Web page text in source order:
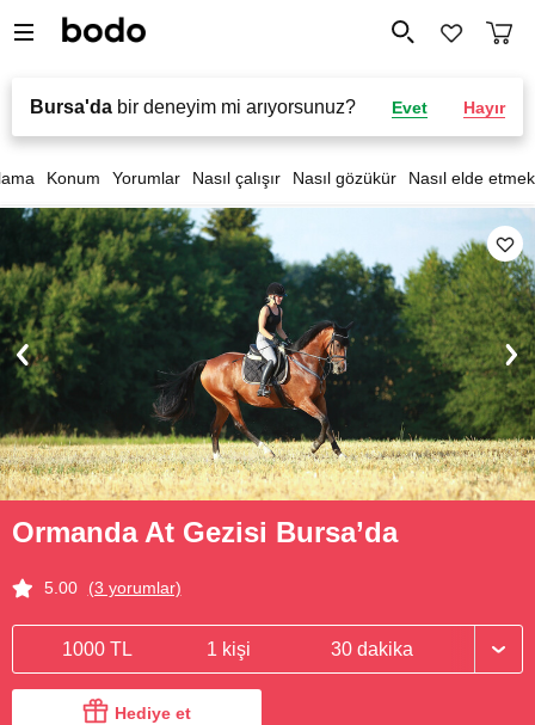
Bursa'da bir deneyim mi arıyorsunuz? Evet Hayır
Konum Yorumlar Nasıl çalışır Nasıl gözükür Nasıl elde etmek
Ormanda At Gezisi Bursa’da
5.00 (3 yorumlar)
1000 TL 1 kişi 30 dakika
Hediye et